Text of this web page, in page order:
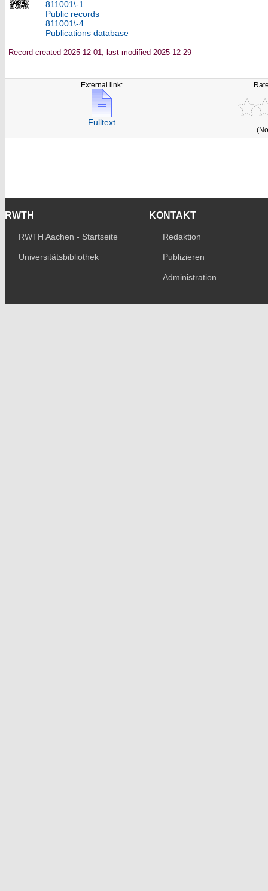
811001\-1
Public records
811001\-4
Publications database
Record created 2025-12-01, last modified 2025-12-29
External link:
Fulltext
RWTH
RWTH Aachen - Startseite
Universitätsbibliothek
KONTAKT
Redaktion
Publizieren
Administration